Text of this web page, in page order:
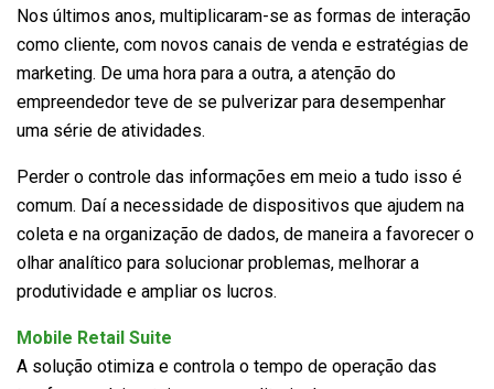
Nos últimos anos, multiplicaram-se as formas de interação
como cliente, com novos canais de venda e estratégias de
marketing. De uma hora para a outra, a atenção do
empreendedor teve de se pulverizar para desempenhar
uma série de atividades.
Perder o controle das informações em meio a tudo isso é
comum. Daí a necessidade de dispositivos que ajudem na
coleta e na organização de dados, de maneira a favorecer o
olhar analítico para solucionar problemas, melhorar a
produtividade e ampliar os lucros.
Mobile Retail Suite
A solução otimiza e controla o tempo de operação das